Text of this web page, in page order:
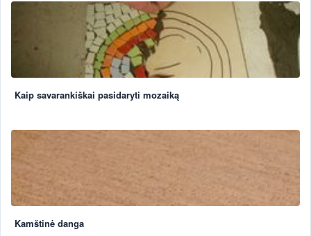
Kaip savarankiškai pasidaryti mozaiką
Kamštinė danga